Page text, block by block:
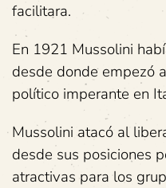
facilitara.
En 1921 Mussolini
desde donde empezó
político imperante en
Mussolini atacó al
desde sus posiciones
atractivas para los